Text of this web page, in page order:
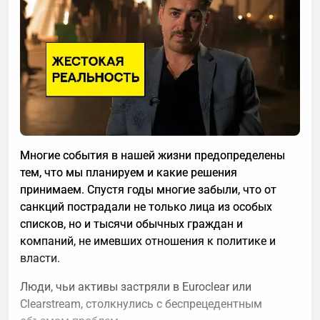
Прогноз ДДС — не сложный инструмент. Это
таблица с плановыми поступлениями и выплатами
по дням на несколько недель вперед. Она
показывает, когда придут деньги от клиентов,
когда нужно платить по обязательствам и есть ли
между этими датами разрыв — до того, как он
Ошибка вторая: работа с усредненными
Многие события в нашей жизни предопределены
тем, что мы планируем и какие решения
принимаем. Спустя годы многие забыли, что от
санкций пострадали не только лица из особых
списков, но и тысячи обычных граждан и
компаний, не имевших отношения к политике и
власти.
Люди, чьи активы застряли в Euroclear или
Clearstream, столкнулись с беспрецедентным